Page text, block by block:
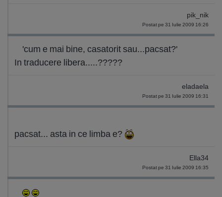
pik_nik
Postat pe 31 Iulie 2009 16:26
'cum e mai bine, casatorit sau...pacsat?'
In traducere libera.....?????
eladaela
Postat pe 31 Iulie 2009 16:31
pacsat... asta in ce limba e?
Ella34
Postat pe 31 Iulie 2009 16:35